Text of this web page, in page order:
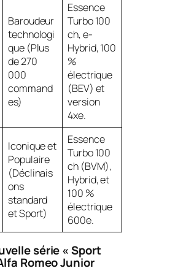
Baroudeur
technologi
que (Plus
de 270
000
command
es)
Essence
Turbo 100
ch, e-
Hybrid, 100
%
électrique
(BEV) et
version
4xe.
Iconique et
Populaire
(Déclinais
ons
standard
et Sport)
Essence
Turbo 100
ch (BVM),
Hybrid, et
100 %
électrique
600e.
série « Sport
Romeo Junior